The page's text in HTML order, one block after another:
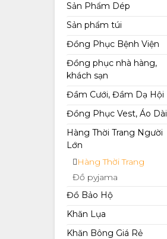
Sản Phẩm Dép
Sản phẩm túi
Đồng Phục Bệnh Viện
Đồng phục nhà hàng,
khách sạn
Đầm Cưới, Đầm Dạ Hội
Đồng Phục Vest, Áo Dài
Hàng Thời Trang Người
Lớn
Hàng Thời Trang
Đồ pyjama
Đồ Bảo Hộ
Khăn Lụa
Khăn Bông Giá Rẻ